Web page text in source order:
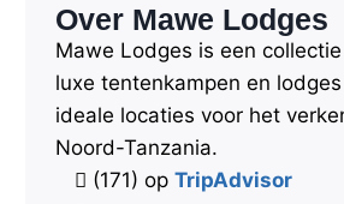
Over Mawe Lodges
Mawe Lodges is een
luxe tentenkampen en
ideale locaties voor het
Noord-Tanzania.
(171) op TripAdvisor